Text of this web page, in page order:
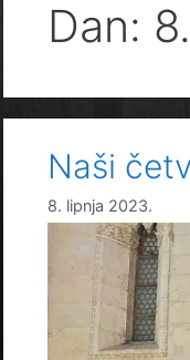
Dan:
Naši
8. lipnja 2023.